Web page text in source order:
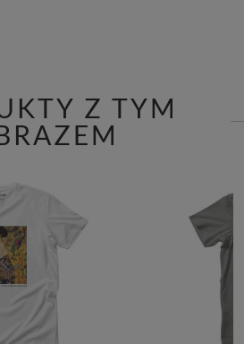
Z TYM